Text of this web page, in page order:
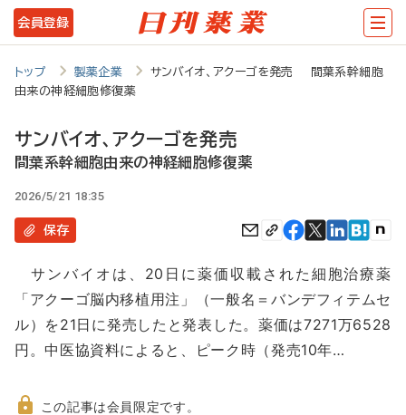
メ
イ
テ
ツ
に
会員登録
トップ 製薬企業
サンバイオ、アクーゴを発売 間葉系幹細胞
由来の神経細胞修復薬
サンバイオ、アクーゴを発売
間葉系幹細胞由来の神経細胞修復薬
2026/5/21 18:35
保存
サンバイオは、20日に薬価収載された細胞治療薬
「アクーゴ脳内移植用注」（一般名＝バンデフィテムセ
ル）を21日に発売したと発表した。薬価は7271万6528
円。中医協資料によると、ピーク時（発売10年…
この記事は会員限定です。